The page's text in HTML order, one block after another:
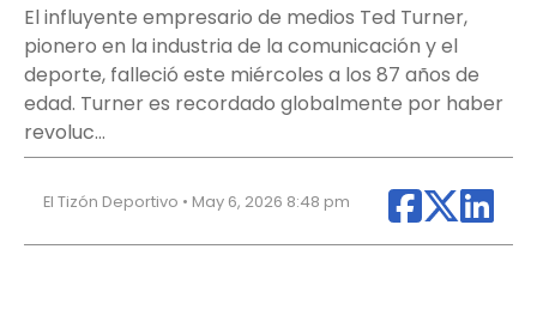
El influyente empresario de medios Ted Turner,
pionero en la industria de la comunicación y el
deporte, falleció este miércoles a los 87 años de
edad. Turner es recordado globalmente por haber
revoluc…
El Tizón Deportivo • May 6, 2026 8:48 pm